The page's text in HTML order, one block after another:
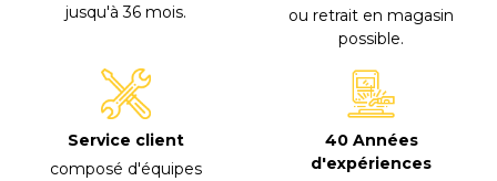
jusqu'à 36 mois.
ou retrait en magasin
possible.
Service client
composé d'équipes
40 Années
d'expériences